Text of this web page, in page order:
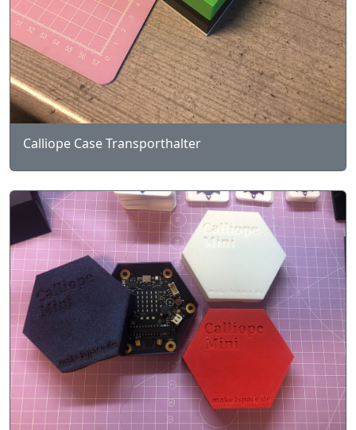
Calliope Case Transporthalter